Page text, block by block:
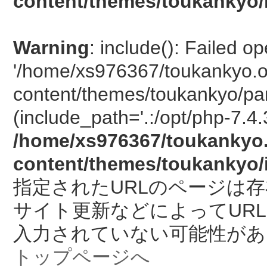
Warning: include(): Failed
'/home/xs976367/
content/themes/toukankyo/
(include_path='.:/opt/php-
/home/xs976367/
content/themes/
指定されたURLのページは
サイト更新などによって
入力されていない可能性が
トップページへ